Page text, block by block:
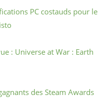
PC costauds pour le
: Universe at War : Earth
des Steam Awards